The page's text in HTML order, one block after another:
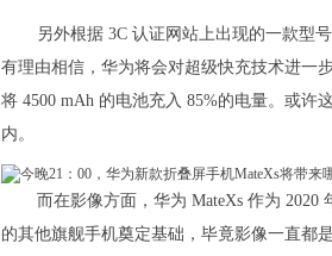
另外根据 3C 认证网站上出现的一款型
有理由相信，华为将会对超级快充技术进一
将 4500 mAh 的电池充入 85%的电量。或许
内。
而在影像方面，华为 MateXs 作为
的其他旗舰手机奠定基础，毕竟影像一直都